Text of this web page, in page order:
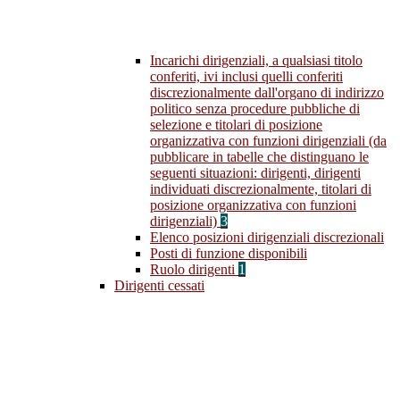
Incarichi dirigenziali, a qualsiasi titolo
conferiti, ivi inclusi quelli conferiti
discrezionalmente dall'organo di indirizzo
politico senza procedure pubbliche di
selezione e titolari di posizione
organizzativa con funzioni dirigenziali (da
pubblicare in tabelle che distinguano le
seguenti situazioni: dirigenti, dirigenti
individuati discrezionalmente, titolari di
posizione organizzativa con funzioni
dirigenziali) 3
Elenco posizioni dirigenziali discrezionali
Posti di funzione disponibili
Ruolo dirigenti 1
Dirigenti cessati